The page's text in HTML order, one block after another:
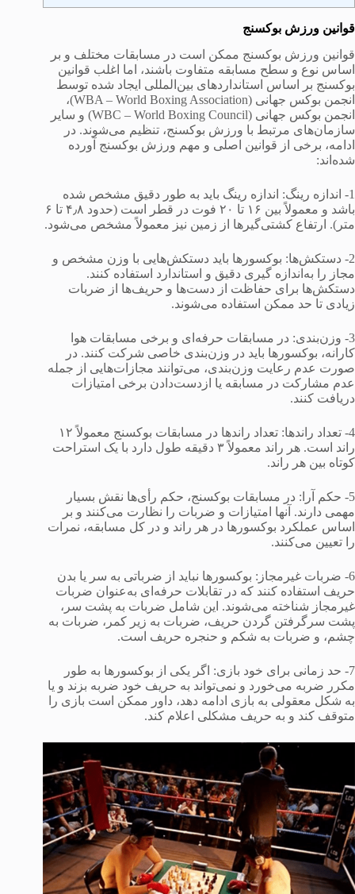
قوانین ورزش بوکسنج
قوانین ورزش بوکسنج ممکن است در مسابقات مختلف و بر
اساس نوع و سطح مسابقه متفاوت باشند، اما اغلب قوانین
بوکسنج بر اساس استانداردهای بین‌المللی ایجاد شده توسط
انجمن بوکس جهانی (WBA – World Boxing Association)،
انجمن بوکس جهانی (WBC – World Boxing Council) و سایر
سازمان‌های مرتبط با ورزش بوکسنج، تنظیم می‌شوند. در
ادامه، برخی از قوانین اصلی و مهم ورزش بوکسنج آورده
شده‌اند:
1- اندازه رینگ: اندازه رینگ باید به طور دقیق مشخص شده
باشد و معمولاً بین ۱۶ تا ۲۰ فوت در قطر است (حدود ۴٫۸ تا ۶
متر). ارتفاع کشتی‌گیرها از زمین نیز معمولاً مشخص می‌شود.
2- دستکش‌ها: بوکسورها باید دستکش‌هایی با وزن مشخص و
مجاز را به‌اندازه گیری دقیق و استاندارد استفاده کنند.
دستکش‌ها برای حفاظت از دست‌ها و حریف‌ها از ضربات
زیادی تا حد ممکن استفاده می‌شوند.
3- وزن‌بندی: در مسابقات حرفه‌ای و برخی مسابقات هوا
کارانه، بوکسورها باید در وزن‌بندی خاصی شرکت کنند. در
صورت عدم رعایت وزن‌بندی، می‌توانند مجازات‌هایی از جمله
عدم مشارکت در مسابقه یا ازدست‌دادن برخی امتیازات
دریافت کنند.
4- تعداد راندها: تعداد راندها در مسابقات بوکسنج معمولاً ۱۲
راند است. هر راند معمولاً ۳ دقیقه طول دارد با یک استراحت
کوتاه بین هر راند.
5- حکم آرا: در مسابقات بوکسنج، حکم رأی‌ها نقش بسیار
مهمی دارند. آنها امتیازات و ضربات را نظارت می‌کنند و بر
اساس عملکرد بوکسورها در هر راند و در کل مسابقه، نمرات
را تعیین می‌کنند.
6- ضربات غیرمجاز: بوکسورها نباید از ضرباتی به سر یا بدن
حریف استفاده کنند که در تقابلات حرفه‌ای به‌عنوان ضربات
غیرمجاز شناخته می‌شوند. این شامل ضربات به پشت سر،
پشت سرگرفتن گردن حریف، ضربات به زیر کمر، ضربات به
چشم، و ضربات به شکم و حنجره حریف است.
7- حد زمانی برای خود بازی: اگر یکی از بوکسورها به طور
مکرر ضربه می‌خورد و نمی‌تواند به حریف خود ضربه بزند و یا
به شکل معقولی به بازی ادامه دهد، داور ممکن است بازی را
متوقف کند و به حریف مشکلی اعلام کند.